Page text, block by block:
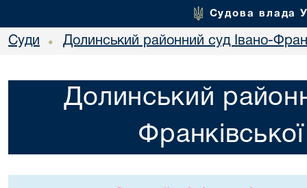
Судова влада
Суди • Долинський районний суд Івано-
Долинський